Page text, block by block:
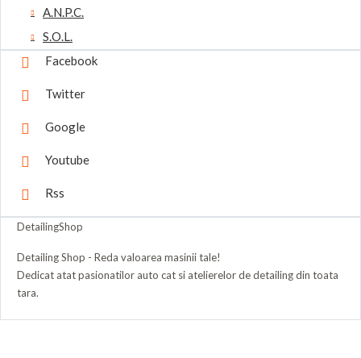
A.N.P.C.
S.O.L.
Facebook
Twitter
Google
Youtube
Rss
DetailingShop
Detailing Shop - Reda valoarea masinii tale!
Dedicat atat pasionatilor auto cat si atelierelor de detailing din toata
tara.